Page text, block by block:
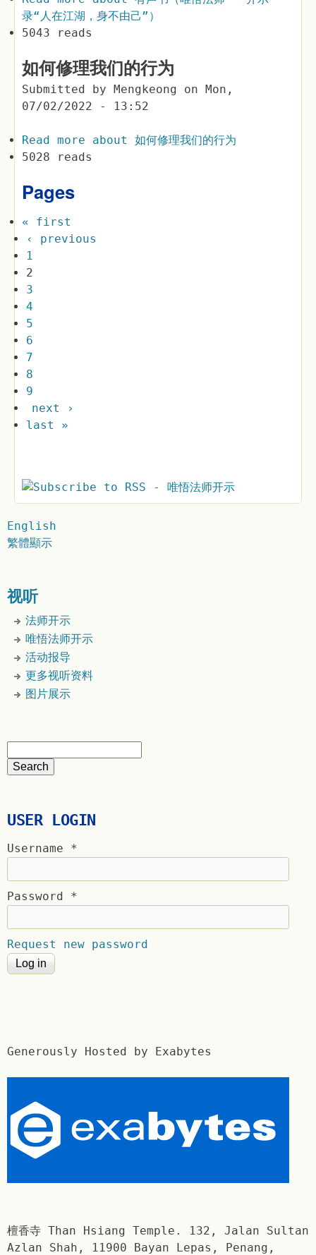
录“人在江湖，身不由己”）
5043 reads
如何修理我们的行为
Submitted by Mengkeong on Mon,
07/02/2022 - 13:52
Read more about 如何修理我们的行为
5028 reads
Pages
« first
‹ previous
1
2
3
4
5
6
7
8
9
next ›
last »
English
繁體顯示
视听
法师开示
唯悟法师开示
活动报导
更多视听资料
图片展示
USER LOGIN
Username *
Password *
Request new password
Generously Hosted by Exabytes
檀香寺 Than Hsiang Temple. 132, Jalan Sultan
Azlan Shah, 11900 Bayan Lepas, Penang,